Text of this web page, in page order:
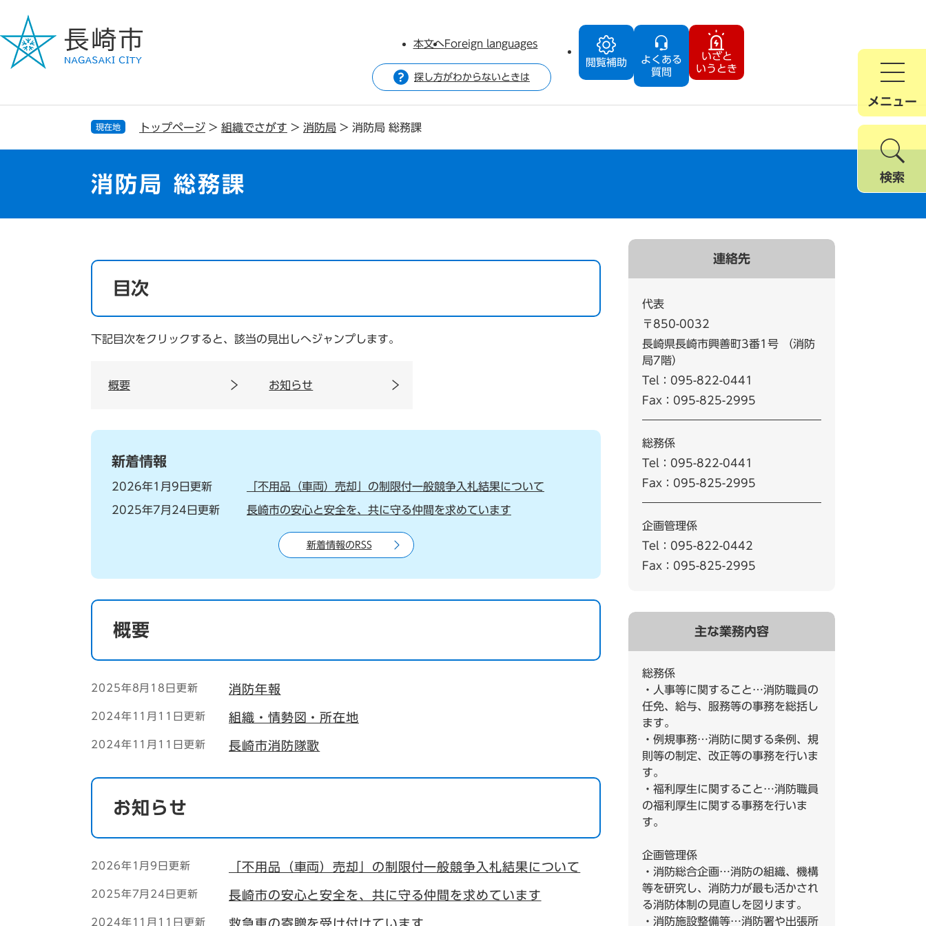
ジ
で
ュ
ば
閲覧補助
よくある
質問
いざと
いうとき
本文へForeign languages
探し方がわからないときは
メニュー
検索
現在地 トップページ > 組織でさがす > 消防局 > 消防局 総務課
消防局 総務課
文
目次
下記目次をクリックすると、該当の見出しへジャンプします。
概要 お知らせ
新着情報
2026年1月9日更新 「不用品（車両）売却」の制限付一般競争入札結果について
2025年7月24日更新 長崎市の安心と安全を、共に守る仲間を求めています
新着情報のRSS
概要
2025年8月18日更新 消防年報
2024年11月11日更新 組織・情勢図・所在地
2024年11月11日更新 長崎市消防隊歌
お知らせ
2026年1月9日更新 「不用品（車両）売却」の制限付一般競争入札結果について
2025年7月24日更新 長崎市の安心と安全を、共に守る仲間を求めています
2024年11月11日更新 救急車の寄贈を受け付けています
連絡先
代表
〒850-0032
長崎県長崎市興善町3番1号 （消防
局7階）
Tel：095-822-0441
Fax：095-825-2995
総務係
Tel：095-822-0441
Fax：095-825-2995
企画管理係
Tel：095-822-0442
Fax：095-825-2995
主な業務内容
総務係
・人事等に関すること…消防職員の
任免、給与、服務等の事務を総括し
ます。
・例規事務…消防に関する条例、規
則等の制定、改正等の事務を行いま
す。
・福利厚生に関すること…消防職員
の福利厚生に関する事務を行いま
す。
企画管理係
・消防総合企画…消防の組織、機構
等を研究し、消防力が最も活かされ
る消防体制の見直しを図ります。
・消防施設整備等…消防署や出張所